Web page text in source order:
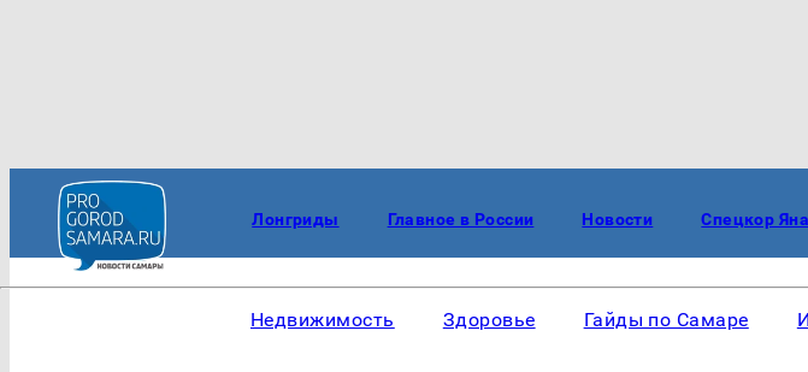
Лонгриды Главное в России Новости Спецкор
Недвижимость Здоровье Гайды по Самаре